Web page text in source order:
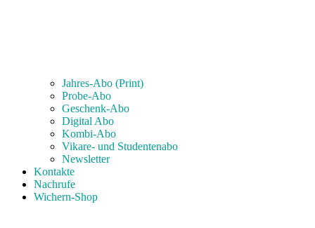
Jahres-Abo (Print)
Probe-Abo
Geschenk-Abo
Digital Abo
Kombi-Abo
Vikare- und Studentenabo
Newsletter
Kontakte
Nachrufe
Wichern-Shop